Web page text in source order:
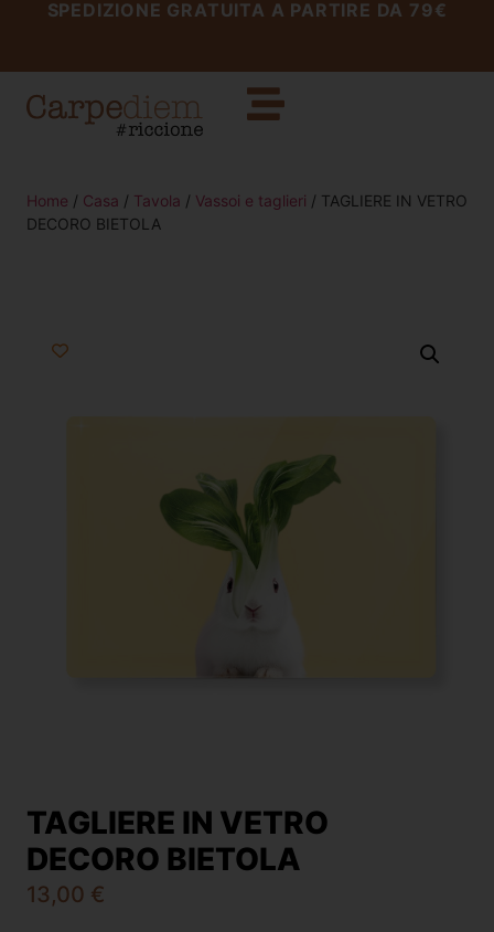
SPEDIZIONE GRATUITA A PARTIRE DA 79€
Home / Casa / Tavola / Vassoi e taglieri / TAGLIERE IN VETRO
DECORO BIETOLA
TAGLIERE IN VETRO
DECORO BIETOLA
13,00 €